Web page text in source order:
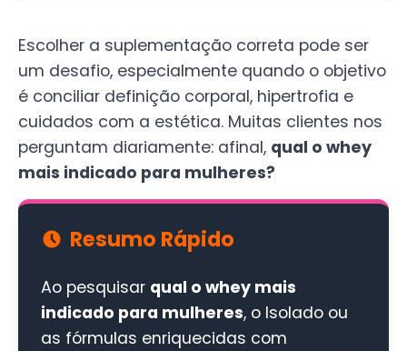
Escolher a suplementação correta pode ser
um desafio, especialmente quando o objetivo
é conciliar definição corporal, hipertrofia e
cuidados com a estética. Muitas clientes nos
perguntam diariamente: afinal, qual o whey
mais indicado para mulheres?
Resumo Rápido
Ao pesquisar qual o whey mais
indicado para mulheres, o Isolado ou
as fórmulas enriquecidas com